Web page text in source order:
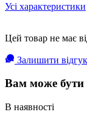
Усі характеристики
Цей товар не має
Залишити відгук
Вам може бути
В наявності